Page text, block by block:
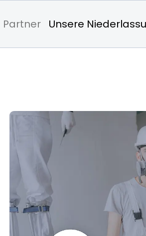
Partner Unsere